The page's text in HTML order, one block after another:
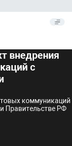
внедрения
с
коммуникаций
Правительстве РФ